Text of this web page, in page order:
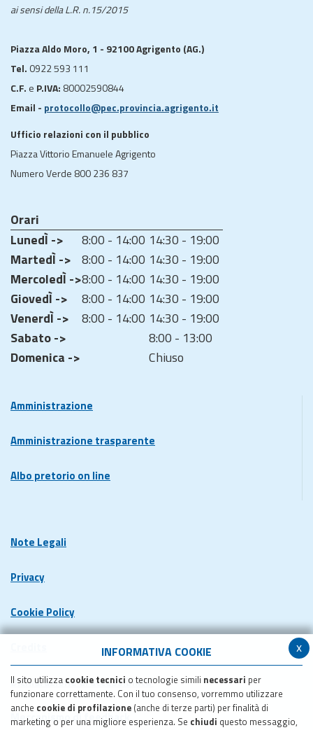
x
INFORMATIVA COOKIE
Il sito utilizza cookie tecnici o tecnologie simili necessari per
funzionare correttamente. Con il tuo consenso, vorremmo utilizzare
anche cookie di profilazione (anche di terze parti) per finalità di
marketing o per una migliore esperienza. Se chiudi questo messaggio,
ai sensi della L.R. n.15/2015
Piazza Aldo Moro, 1 - 92100 Agrigento (AG.)
Tel. 0922 593 111
C.F. e P.IVA: 80002590844
Email - protocollo@pec.provincia.agrigento.it
Ufficio relazioni con il pubblico
Piazza Vittorio Emanuele Agrigento
Numero Verde 800 236 837
Orari
LunedÌ ->
8:00 - 14:00 14:30 - 19:00
MartedÌ -> 8:00 - 14:00 14:30 - 19:00
MercoledÌ ->8:00 - 14:00 14:30 - 19:00
GiovedÌ ->
8:00 - 14:00 14:30 - 19:00
VenerdÌ ->
8:00 - 14:00 14:30 - 19:00
Sabato ->
8:00 - 13:00
Domenica ->
Chiuso
Amministrazione
Amministrazione trasparente
Albo pretorio on line
Note Legali
Privacy
Cookie Policy
Dichiarazione di accessibilita'
Meccanismo di feedback